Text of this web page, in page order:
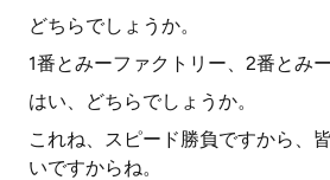
どちらでしょうか。
1番とみーファクトリー、2番とみ
はい、どちらでしょうか。
これね、スピード勝負ですから、
いですからね。